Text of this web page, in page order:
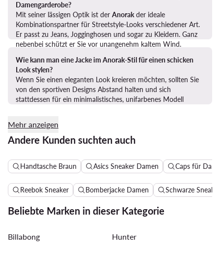
Damengarderobe?
Mit seiner lässigen Optik ist der Anorak der ideale
Kombinationspartner für Streetstyle-Looks verschiedener Art.
Er passt zu Jeans, Jogginghosen und sogar zu Kleidern. Ganz
nebenbei schützt er Sie vor unangenehm kaltem Wind.
Wie kann man eine Jacke im Anorak-Stil für einen schicken
Look stylen?
Wenn Sie einen eleganten Look kreieren möchten, sollten Sie
von den sportiven Designs Abstand halten und sich
stattdessen für ein minimalistisches, unifarbenes Modell
hochwertige Loafers aus Leder lassen Ihren Look automatisch
schicker wirken.
Mehr anzeigen
Andere Kunden suchten auch
Handtasche Braun Asics Sneaker Damen Caps für
Reebok Sneaker Bomberjacke Damen Schwarze
Beliebte Marken in dieser Kategorie
Billabong Hunter